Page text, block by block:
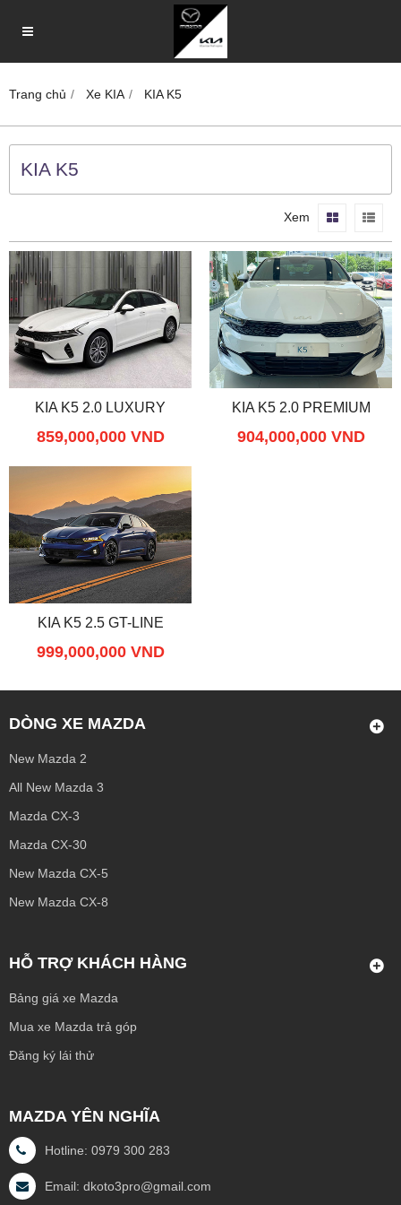
Trang chủ Xe KIA KIA K5
KIA K5
Xem
KIA K5 2.0 LUXURY
859,000,000 VND
KIA K5 2.0 PREMIUM
904,000,000 VND
KIA K5 2.5 GT-LINE
999,000,000 VND
DÒNG XE MAZDA
New Mazda 2
All New Mazda 3
Mazda CX-3
Mazda CX-30
New Mazda CX-5
New Mazda CX-8
HỖ TRỢ KHÁCH HÀNG
Bảng giá xe Mazda
Mua xe Mazda trả góp
Đăng ký lái thử
MAZDA YÊN NGHĨA
Hotline: 0979 300 283
Email: dkoto3pro@gmail.com